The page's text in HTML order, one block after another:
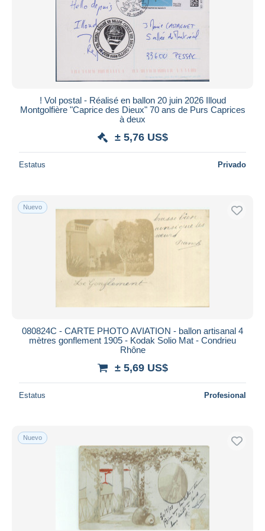
! Vol postal - Réalisé en ballon 20 juin 2026 Illoud
Montgolfière "Caprice des Dieux" 70 ans de Purs Caprices
à deux
± 5,76 US$
Estatus Privado
Nuevo
080824C - CARTE PHOTO AVIATION - ballon artisanal 4
mètres gonflement 1905 - Kodak Solio Mat - Condrieu
Rhône
± 5,69 US$
Estatus Profesional
Nuevo